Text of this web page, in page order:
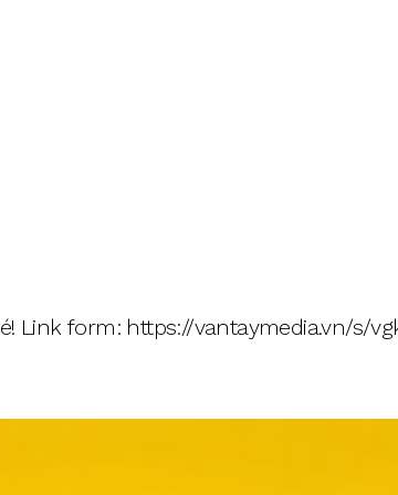
Link form: https://vantaymedia.vn/s/